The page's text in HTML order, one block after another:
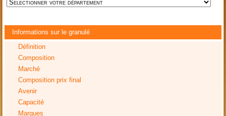
Informations sur le granulé
Définition
Composition
Marché
Composition prix final
Avenir
Capacité
Marques